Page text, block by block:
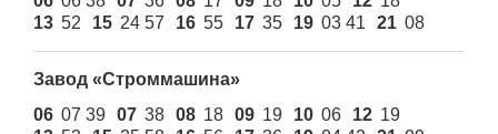
13 52 15 24 57 16 55 17 35 19 03 41 21 08
Завод «Стpоммашина»
06 07 39 07 38 08 18 09 19 10 06 12 19